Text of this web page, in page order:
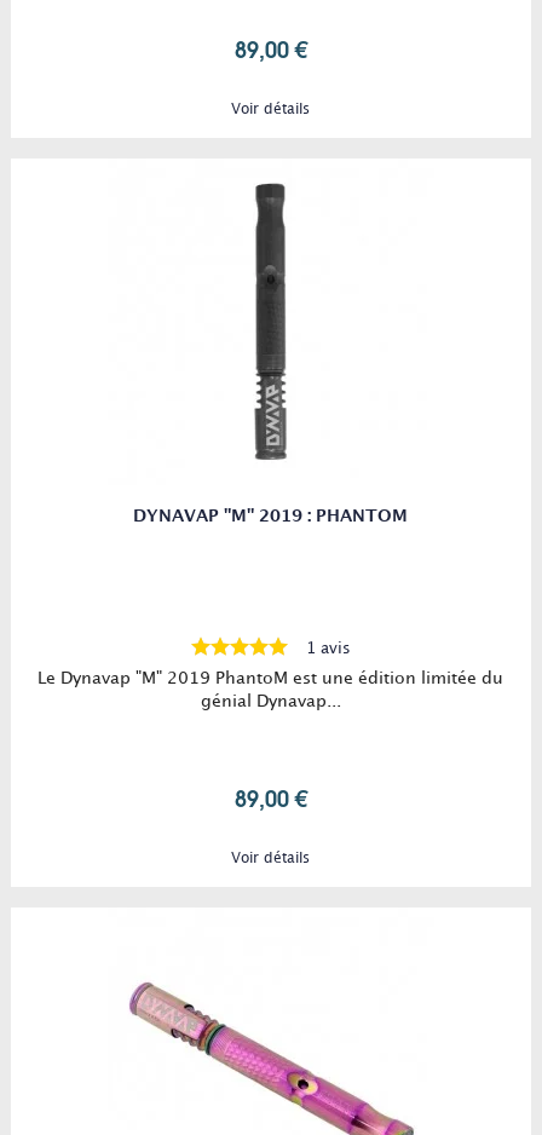
89,00 €
Voir détails
DYNAVAP "M" 2019 : PHANTOM
1 avis
Le Dynavap "M" 2019 PhantoM est une édition limitée du
génial Dynavap...
89,00 €
Voir détails